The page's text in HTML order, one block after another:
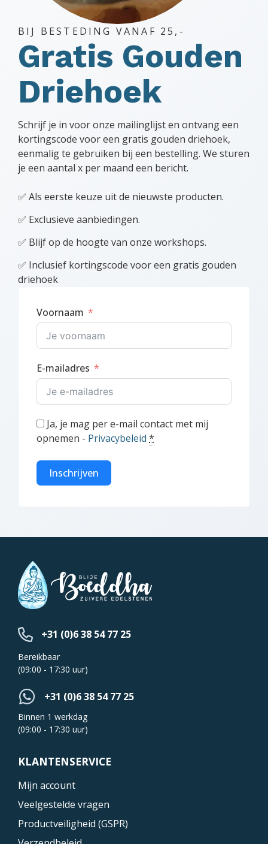
BIJ BESTEDING VANAF 25,-
Gratis Gouden
Driehoek
Schrijf je in voor onze mailinglijst en ontvang een
kortingscode voor een gratis gouden driehoek,
eenmalig te gebruiken bij een bestelling. We sturen
je een aantal x per maand een bericht.
✅ Als eerste keuze uit de nieuwste producten.
✅ Exclusieve aanbiedingen.
✅ Blijf op de hoogte van onze workshops.
✅ Inclusief kortingscode voor een gratis gouden
driehoek
Voornaam
E-mailadres
Ja, je mag per e-mail contact met mij
opnemen - Privacybeleid *
Inschrijven
+31 (0)6 38 54 77 25
Bereikbaar
(09:00 - 17:30 uur)
+31 (0)6 38 54 77 25
Binnen 1 werkdag
(09:00 - 17:30 uur)
KLANTENSERVICE
Mijn account
Veelgestelde vragen
Productveiligheid (GSPR)